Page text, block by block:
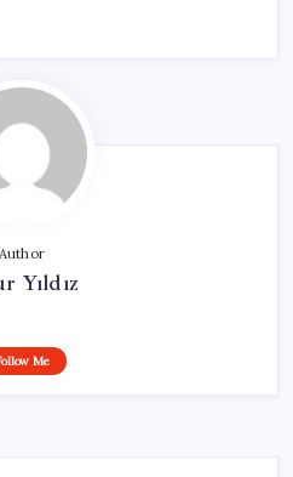
Author
Yıldız
Me